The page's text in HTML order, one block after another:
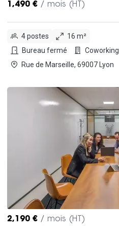
1,490 € / mois (HT)
4 postes
16 m²
Bureau fermé
Coworking
Rue de Marseille, 69007 Lyon
2,190 € / mois (HT)